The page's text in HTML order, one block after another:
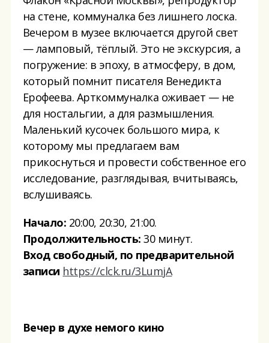
на стене, коммуналка без лишнего лоска.
Вечером в музее включается другой свет
— ламповый, тёплый. Это не экскурсия, а
погружение: в эпоху, в атмосферу, в дом,
который помнит писателя Венедикта
Ерофеева. Арткоммуналка оживает — не
для ностальгии, а для размышления.
Маленький кусочек большого мира, к
которому мы предлагаем вам
прикоснуться и провести собственное его
исследование, разглядывая, вчитываясь,
вслушиваясь.
Начало: 20:00, 20:30, 21:00.
Продолжительность: 30 минут.
Вход свободный, по предварительной
записи https://clck.ru/3LumjA
Вечер в духе немого кино